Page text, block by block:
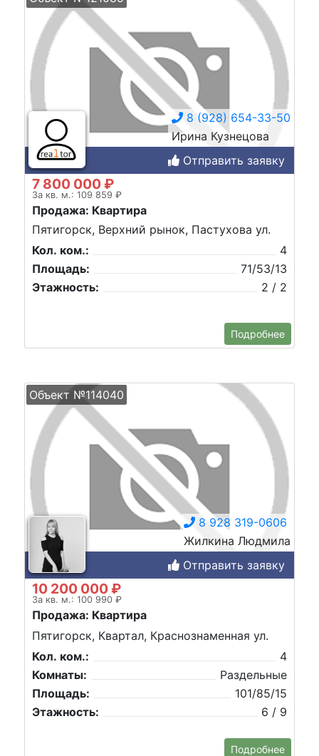
8 (928) 654-33-50
Ирина Кузнецова
Отправить заявку
7 800 000 ₽
За кв. м.: 109 859 ₽
Продажа: Квартира
Пятигорск, Верхний рынок, Пастухова ул.
Кол. ком.:
4
Площадь:
71/53/13
Этажность:
2 / 2
Подробнее
Объект №114040
8 928 319-0606
Жилкина Людмила
Отправить заявку
10 200 000 ₽
За кв. м.: 100 990 ₽
Продажа: Квартира
Пятигорск, Квартал, Краснознаменная ул.
Кол. ком.:
4
Комнаты:
Раздельные
Площадь:
101/85/15
Этажность:
6 / 9
Подробнее